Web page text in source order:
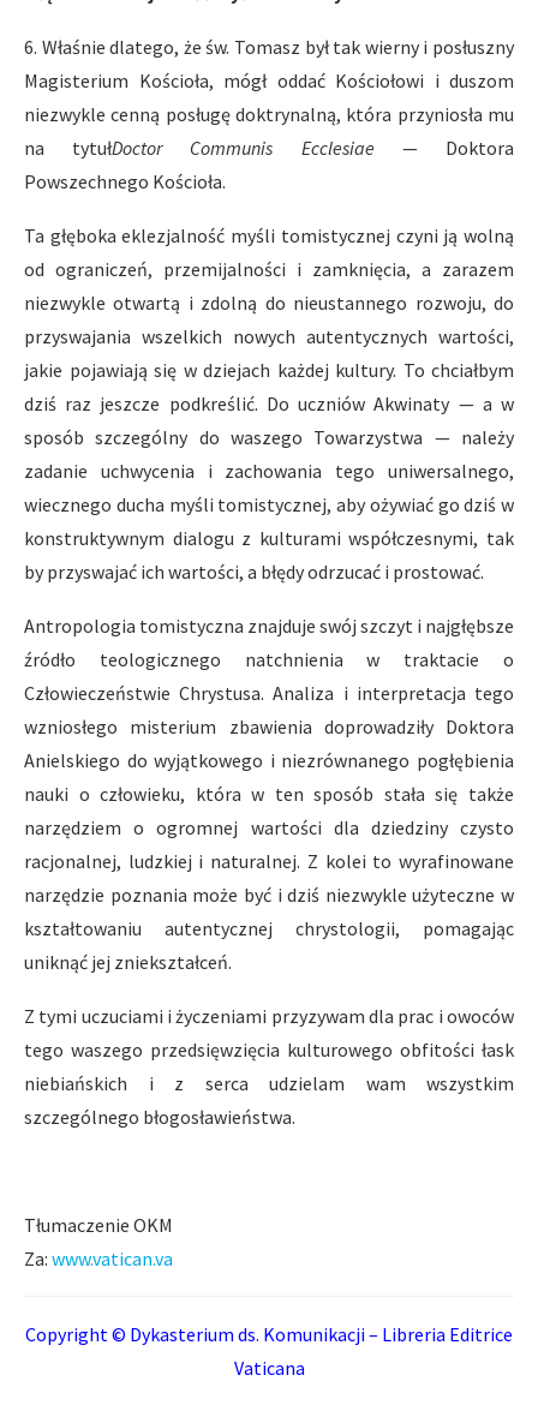
6. Właśnie dlatego, że św. Tomasz był tak wierny i posłuszny
Magisterium Kościoła, mógł oddać Kościołowi i duszom
niezwykle cenną posługę doktrynalną, która przyniosła mu
na tytułDoctor Communis Ecclesiae — Doktora
Powszechnego Kościoła.
Ta głęboka eklezjalność myśli tomistycznej czyni ją wolną
od ograniczeń, przemijalności i zamknięcia, a zarazem
niezwykle otwartą i zdolną do nieustannego rozwoju, do
przyswajania wszelkich nowych autentycznych wartości,
jakie pojawiają się w dziejach każdej kultury. To chciałbym
dziś raz jeszcze podkreślić. Do uczniów Akwinaty — a w
sposób szczególny do waszego Towarzystwa — należy
zadanie uchwycenia i zachowania tego uniwersalnego,
wiecznego ducha myśli tomistycznej, aby ożywiać go dziś w
konstruktywnym dialogu z kulturami współczesnymi, tak
by przyswajać ich wartości, a błędy odrzucać i prostować.
Antropologia tomistyczna znajduje swój szczyt i najgłębsze
źródło teologicznego natchnienia w traktacie o
Człowieczeństwie Chrystusa. Analiza i interpretacja tego
wzniosłego misterium zbawienia doprowadziły Doktora
Anielskiego do wyjątkowego i niezrównanego pogłębienia
nauki o człowieku, która w ten sposób stała się także
narzędziem o ogromnej wartości dla dziedziny czysto
racjonalnej, ludzkiej i naturalnej. Z kolei to wyrafinowane
narzędzie poznania może być i dziś niezwykle użyteczne w
kształtowaniu autentycznej chrystologii, pomagając
uniknąć jej zniekształceń.
Z tymi uczuciami i życzeniami przyzywam dla prac i owoców
tego waszego przedsięwzięcia kulturowego obfitości łask
niebiańskich i z serca udzielam wam wszystkim
szczególnego błogosławieństwa.
Tłumaczenie OKM
Za: www.vatican.va
Copyright © Dykasterium ds. Komunikacji – Libreria Editrice
Vaticana